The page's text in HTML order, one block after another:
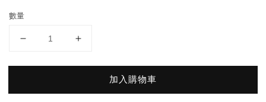
數量
加入購物車